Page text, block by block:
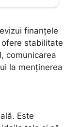
finanțele
stabilitate
comunicarea
la menținerea
Este